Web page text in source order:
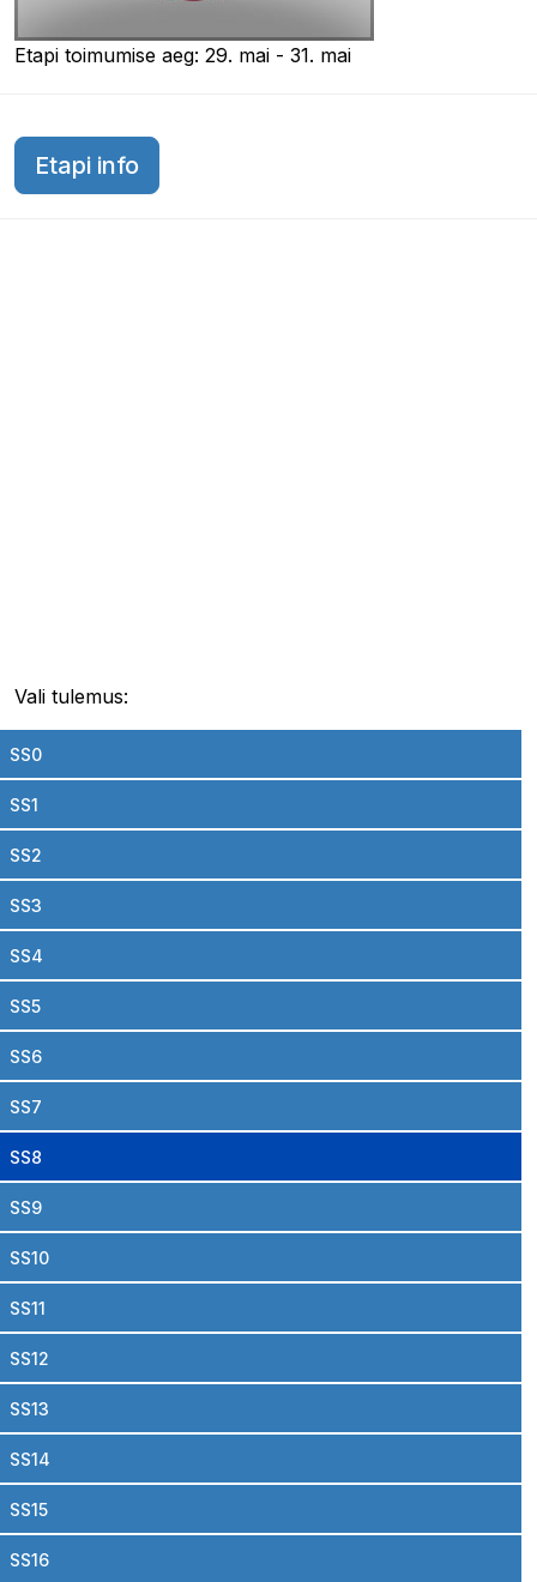
Etapi toimumise aeg: 29. mai - 31. mai
Etapi info
Vali tulemus:
SS0
SS1
SS2
SS3
SS4
SS5
SS6
SS7
SS8
SS9
SS10
SS11
SS12
SS13
SS14
SS15
SS16